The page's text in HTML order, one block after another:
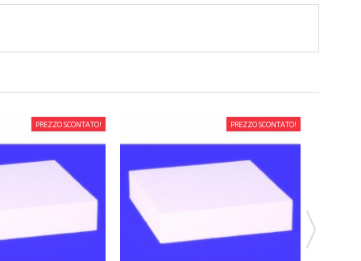
PREZZO SCONTATO! PREZZO SCONTATO!